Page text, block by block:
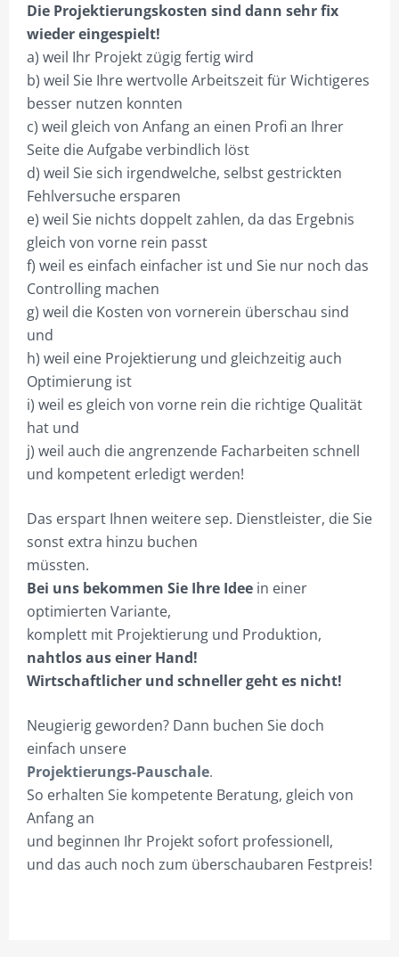
Die Projektierungskosten sind dann sehr fix
wieder eingespielt!
a) weil Ihr Projekt zügig fertig wird
b) weil Sie Ihre wertvolle Arbeitszeit für Wichtigeres
besser nutzen konnten
c) weil gleich von Anfang an einen Profi an Ihrer
Seite die Aufgabe verbindlich löst
d) weil Sie sich irgendwelche, selbst gestrickten
Fehlversuche ersparen
e) weil Sie nichts doppelt zahlen, da das Ergebnis
gleich von vorne rein passt
f) weil es einfach einfacher ist und Sie nur noch das
Controlling machen
g) weil die Kosten von vornerein überschau sind
und
h) weil eine Projektierung und gleichzeitig auch
Optimierung ist
i) weil es gleich von vorne rein die richtige Qualität
hat und
j) weil auch die angrenzende Facharbeiten schnell
und kompetent erledigt werden!
Das erspart Ihnen weitere sep. Dienstleister, die Sie
sonst extra hinzu buchen
müssten.
Bei uns bekommen Sie Ihre Idee in einer
optimierten Variante,
komplett mit Projektierung und Produktion,
nahtlos aus einer Hand!
Wirtschaftlicher und schneller geht es nicht!
Neugierig geworden? Dann buchen Sie doch
einfach unsere
Projektierungs-Pauschale.
So erhalten Sie kompetente Beratung, gleich von
Anfang an
und beginnen Ihr Projekt sofort professionell,
und das auch noch zum überschaubaren Festpreis!